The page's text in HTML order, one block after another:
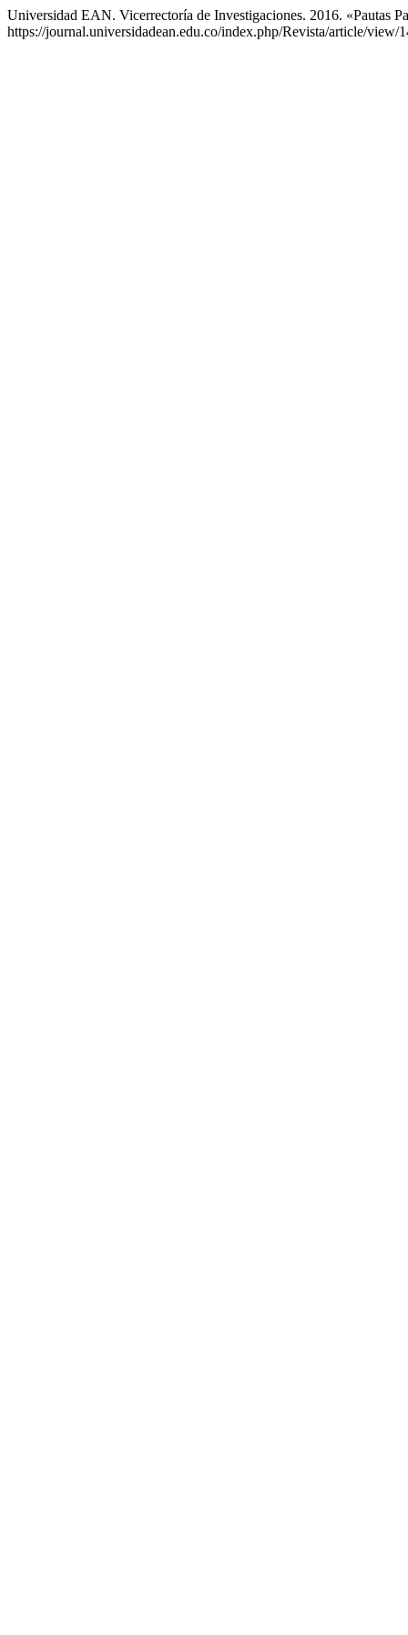
Universidad EAN. Vicerrectoría de Investigaciones. 2016. «Pautas
https://journal.universidadean.edu.co/index.php/Revista/article/view/